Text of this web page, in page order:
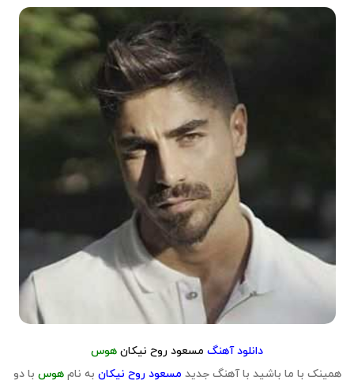
دانلود آهنگ مسعود روح نیکان هوس
همینک با ما باشید با آهنگ جدید مسعود روح نیکان به نامهوس با دو